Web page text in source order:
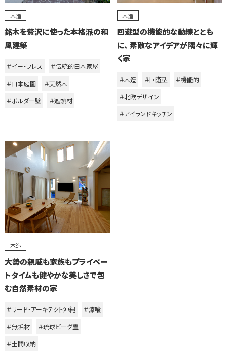
木造
銘木を贅沢に使った本格派の和
風建築
＃イー・フレス
＃伝統的日本家屋
＃日本庭園
＃天然木
＃ボルダー壁
＃遮熱材
木造
回遊型の機能的な動線ととも
に、 素敵なアイデアが隅々に輝
く家
＃木造 ＃回遊型
＃機能的
＃北欧デザイン
＃アイランドキッチン
木造
大勢の親戚も家族もプライベー
トタイムも健やかな美しさで包
む自然素材の家
＃リード・アーキテクト沖縄
＃漆喰
＃無垢材
＃琉球ビーグ畳
＃土間収納